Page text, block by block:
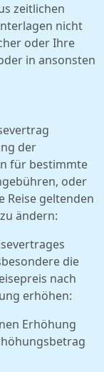
zeitlichen
nicht
oder Ihre
in ansonsten
der
für bestimmte
oder
Reise geltenden
ändern:
die
nach
erhöhen:
Erhöhung